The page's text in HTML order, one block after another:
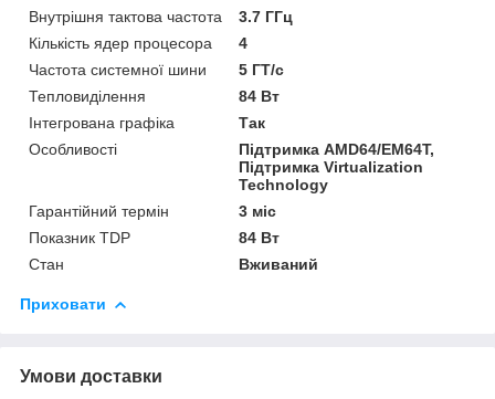
Внутрішня тактова частота
3.7 ГГц
Кількість ядер процесора
4
Частота системної шини
5 ГТ/с
Тепловиділення
84 Вт
Інтегрована графіка
Так
Особливості
Підтримка AMD64/EM64T,
Підтримка Virtualization
Technology
Гарантійний термін
3 міс
Показник TDP
84 Вт
Стан
Вживаний
Приховати
Умови доставки